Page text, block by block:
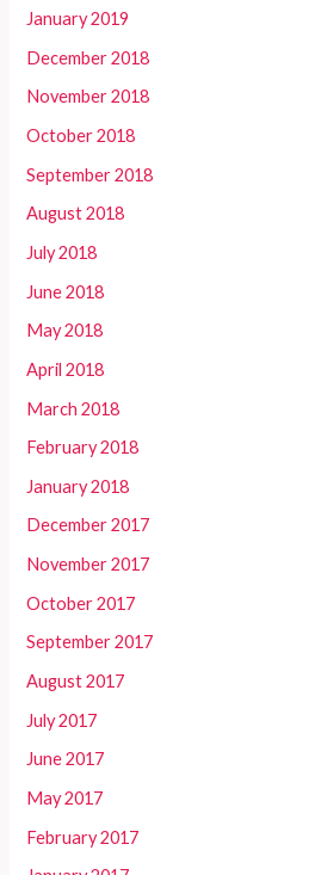
January 2019
December 2018
November 2018
October 2018
September 2018
August 2018
July 2018
June 2018
May 2018
April 2018
March 2018
February 2018
January 2018
December 2017
November 2017
October 2017
September 2017
August 2017
July 2017
June 2017
May 2017
February 2017